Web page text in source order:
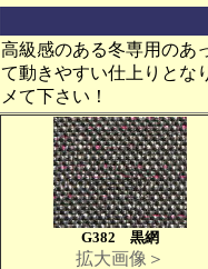
高級感のある冬専用のあ
て動きやすい仕上りとな
メて下さい！
G382 黒網
拡大画像＞